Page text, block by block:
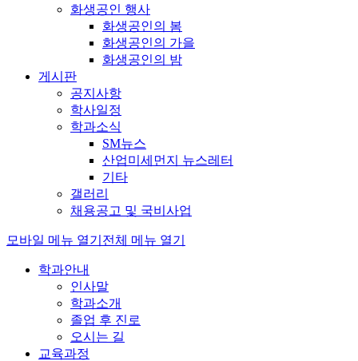
화생공인 행사
화생공인의 봄
화생공인의 가을
화생공인의 밤
게시판
공지사항
학사일정
학과소식
SM뉴스
산업미세먼지 뉴스레터
기타
갤러리
채용공고 및 국비사업
모바일 메뉴 열기 전체 메뉴 열기
학과안내
인사말
학과소개
졸업 후 진로
오시는 길
교육과정